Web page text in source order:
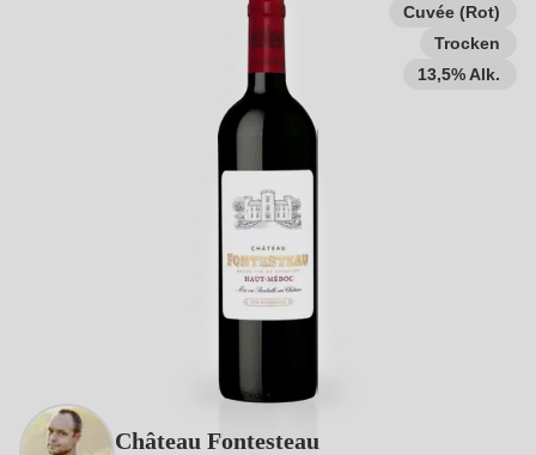
Cuvée (Rot)
Trocken
13,5% Alk.
Château Fontesteau